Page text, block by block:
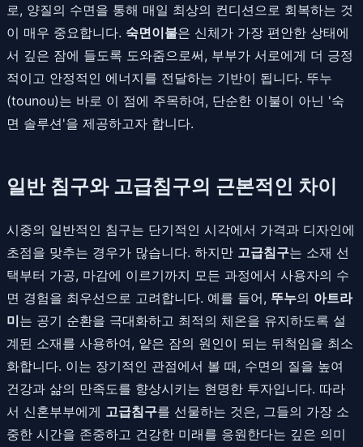
로, 양질의 수면을 통해 매일 최상의 컨디션으로 회복하는 것
이 매우 중요합니다. 숙면이불은 신체가 가장 편안한 상태에
서 깊은 잠에 들도록 도와줌으로써, 부부가 서로에게 더 긍정
적이고 안정적인 에너지를 전달하는 기반이 됩니다. 뚜누
(tounou)는 바로 이 점에 주목하여, 단순한 이불이 아닌 '숙
면 솔루션'을 제공하고자 합니다.
일반 침구와 고급침구의 근본적인 차이
시중의 일반적인 침구는 단기적인 시각에서 가격과 디자인에
초점을 맞추는 경우가 많습니다. 하지만 고급침구는 소재 선
택부터 가공, 마감에 이르기까지 모든 과정에서 사용자의 수
면 경험을 최우선으로 고려합니다. 예를 들어, 뚜누의 아트라
미는 공기 순환을 극대화하고 최적의 체온을 유지하도록 설
계된 소재를 사용하여, 얕은 잠의 원인이 되는 뒤척임을 최소
화합니다. 이는 장기적인 관점에서 볼 때, 수면의 질을 높여
건강과 삶의 만족도를 향상시키는 현명한 투자입니다. 따라
서 신혼부부에게 고급침구를 선물하는 것은, 그들의 가장 소
중한 시간을 존중하고 건강한 미래를 응원한다는 깊은 의미